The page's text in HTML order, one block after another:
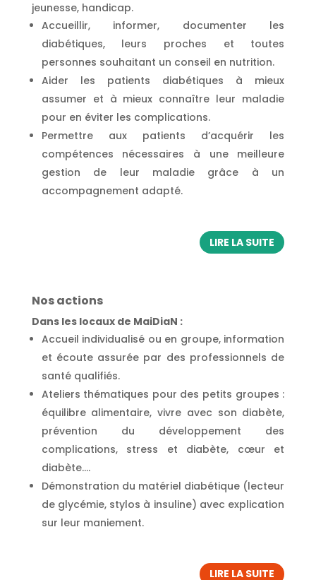
jeunesse, handicap.
Accueillir, informer, documenter les
diabétiques, leurs proches et toutes
personnes souhaitant un conseil en nutrition.
Aider les patients diabétiques à mieux
assumer et à mieux connaître leur maladie
pour en éviter les complications.
Permettre aux patients d’acquérir les
compétences nécessaires à une meilleure
gestion de leur maladie grâce à un
accompagnement adapté.
LIRE LA SUITE
Nos actions
Dans les locaux de MaiDiaN :
Accueil individualisé ou en groupe, information
et écoute assurée par des professionnels de
santé qualifiés.
Ateliers thématiques pour des petits groupes :
équilibre alimentaire, vivre avec son diabète,
prévention du développement des
complications, stress et diabète, cœur et
diabète….
Démonstration du matériel diabétique (lecteur
de glycémie, stylos à insuline) avec explication
sur leur maniement.
LIRE LA SUITE